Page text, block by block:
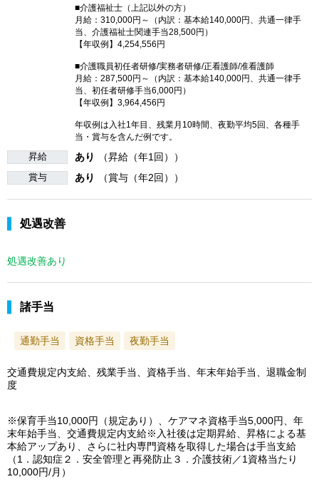
■介護福祉士（上記以外の方）
月給：310,000円～（内訳：基本給140,000円、共通一律手
当、介護福祉士関連手当28,500円）
【年収例】4,254,556円
■介護職員初任者研修/実務者研修/正看護師/准看護師
月給：287,500円～（内訳：基本給140,000円、共通一律手
当、初任者研修手当6,000円）
【年収例】3,964,456円
年収例は入社1年目、残業月10時間、夜勤平均5回、各種手
当・賞与を含んだ例です。
昇給 あり （昇給（年1回））
賞与 あり （賞与（年2回））
処遇改善
処遇改善あり
諸手当
通勤手当 資格手当 夜勤手当
交通費規定内支給、残業手当、資格手当、年末年始手当、退職金制
度
※保育手当10,000円（規定あり）、ケアマネ資格手当5,000円、年
末年始手当、交通費規定内支給※入社後は定期昇給、昇格による基
本給アップあり、さらに社内専門資格を取得した場合は手当支給
（1．認知症２．安全管理と再発防止３．介護技術／1資格当たり
10,000円/月）